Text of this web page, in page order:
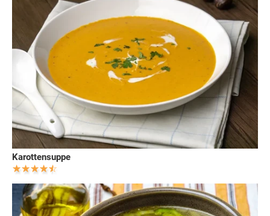
Karottensuppe